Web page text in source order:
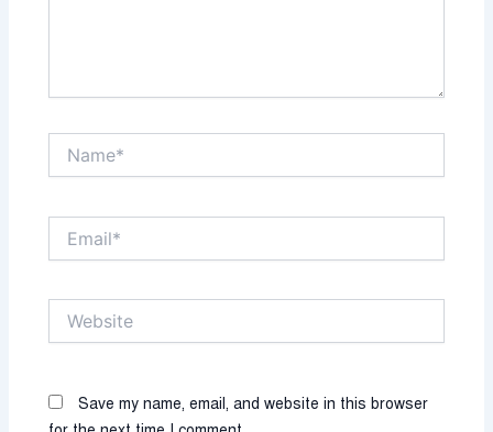
Save my name, email, and website in this browser